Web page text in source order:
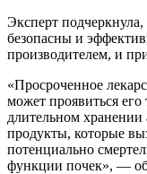
Эксперт
безопасны и
производителем, и
«Просроченное
может проявиться
длительном
продукты, которые
потенциально
функции почек», —